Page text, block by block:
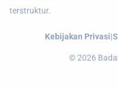
terstruktur.
Kebijakan Privasi|
©2026